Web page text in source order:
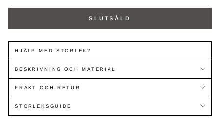
SLUTSÅLD
HJÄLP MED STORLEK?
BESKRIVNING OCH MATERIAL
FRAKT OCH RETUR
STORLEKSGUIDE